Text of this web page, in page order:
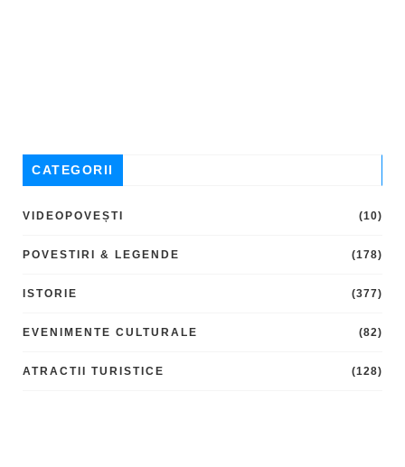
CATEGORII
VIDEOPOVEȘTI (10)
POVESTIRI & LEGENDE (178)
ISTORIE (377)
EVENIMENTE CULTURALE (82)
ATRACTII TURISTICE (128)